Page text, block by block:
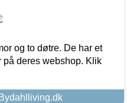
og to døtre. De har et
på deres webshop. Klik